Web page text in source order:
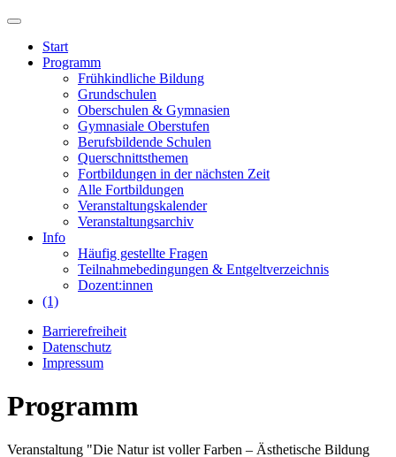
Start
Programm
Frühkindliche Bildung
Grundschulen
Oberschulen & Gymnasien
Gymnasiale Oberstufen
Berufsbildende Schulen
Querschnittsthemen
Fortbildungen in der nächsten Zeit
Alle Fortbildungen
Veranstaltungskalender
Veranstaltungsarchiv
Info
Häufig gestellte Fragen
Teilnahmebedingungen & Entgeltverzeichnis
Dozent:innen
(1)
Barrierefreiheit
Datenschutz
Impressum
Programm
Veranstaltung "Die Natur ist voller Farben – Ästhetische Bildung